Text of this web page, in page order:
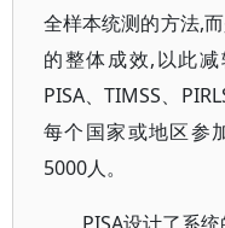
全样本统测的方法,
的整体成效,以此减
PISA、TIMSS、
每个国家或地区参
5000人。